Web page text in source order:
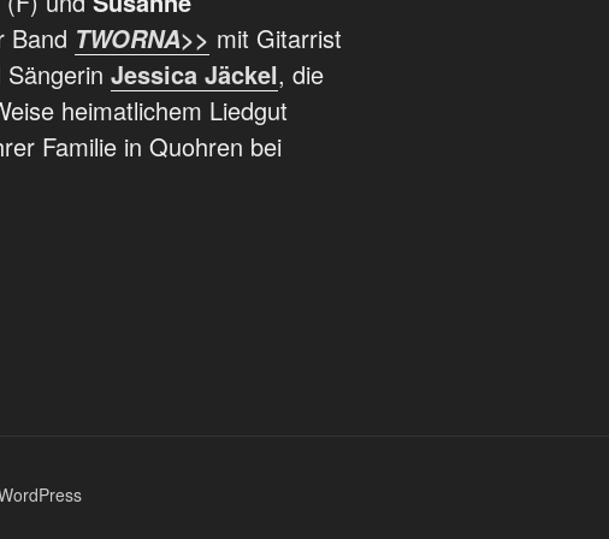
Band TWORNA>> mit Gitarrist
Sängerin Jessica Jäckel, die
heimatlichem Liedgut
Familie in Quohren bei